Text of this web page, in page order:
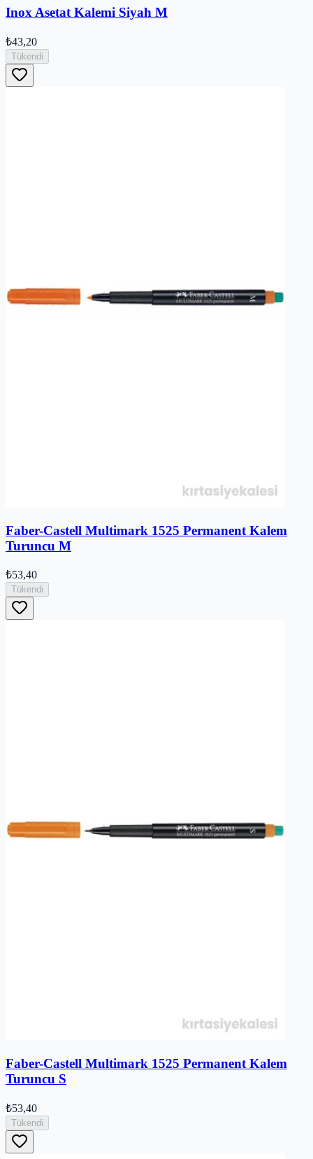
Inox Asetat Kalemi Siyah M
₺43,20
Tükendi
Faber-Castell Multimark 1525 Permanent Kalem
Turuncu M
₺53,40
Tükendi
Faber-Castell Multimark 1525 Permanent Kalem
Turuncu S
₺53,40
Tükendi